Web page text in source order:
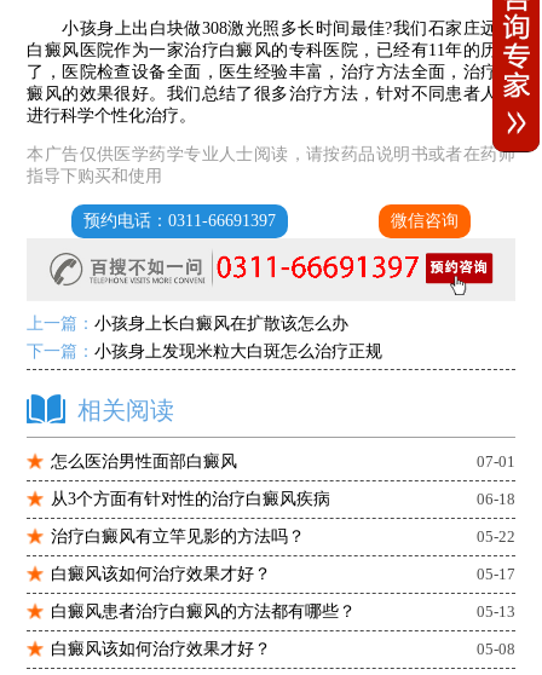
小孩身上出白块做308激光照多长时间最佳?我们石家庄远大
白癜风医院作为一家治疗白癜风的专科医院，已经有11年的历史
了，医院检查设备全面，医生经验丰富，治疗方法全面，治疗白
癜风的效果很好。我们总结了很多治疗方法，针对不同患者人群
进行科学个性化治疗。
本广告仅供医学药学专业人士阅读，请按药品说明书或者在药师
指导下购买和使用
预约电话：0311-66691397 微信咨询
上一篇：小孩身上长白癜风在扩散该怎么办
下一篇：小孩身上发现米粒大白斑怎么治疗正规
相关阅读
怎么医治男性面部白癜风 07-01
从3个方面有针对性的治疗白癜风疾病 06-18
治疗白癜风有立竿见影的方法吗？ 05-22
白癜风该如何治疗效果才好？ 05-17
白癜风患者治疗白癜风的方法都有哪些？ 05-13
白癜风该如何治疗效果才好？ 05-08